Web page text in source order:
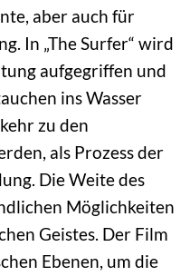
aber auch für
In „The Surfer“ wird
aufgegriffen und
ins Wasser
zu den
als Prozess der
Die Weite des
Möglichkeiten
Geistes. Der Film
Ebenen, um die